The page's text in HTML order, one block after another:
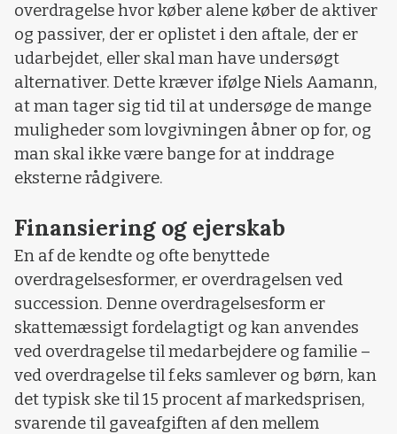
overdragelse hvor køber alene køber de aktiver
og passiver, der er oplistet i den aftale, der er
udarbejdet, eller skal man have undersøgt
alternativer. Dette kræver ifølge Niels Aamann,
at man tager sig tid til at undersøge de mange
muligheder som lovgivningen åbner op for, og
man skal ikke være bange for at inddrage
eksterne rådgivere.
Finansiering og ejerskab
En af de kendte og ofte benyttede
overdragelsesformer, er overdragelsen ved
succession. Denne overdragelsesform er
skattemæssigt fordelagtigt og kan anvendes
ved overdragelse til medarbejdere og familie –
ved overdragelse til f.eks samlever og børn, kan
det typisk ske til 15 procent af markedsprisen,
svarende til gaveafgiften af den mellem